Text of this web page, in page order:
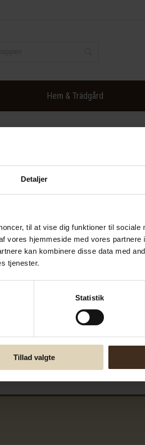
Detaljer
til at vise dig funktioner til sociale
vores hjemmeside med vores partnere
kan kombinere disse data med
tjenester.
Statistik
Tillad valgte
Hem & Trädgård